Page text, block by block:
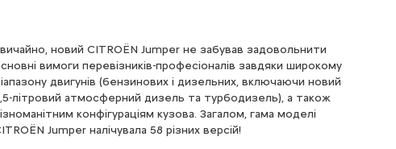
новий CITROЁN Jumper не забував задовольнити
вимоги перевізників-професіоналів завдяки широкому
двигунів (бензинових і дизельних, включаючи новий
літровий атмосферний дизель та турбодизель), а також
конфігураціям кузова. Загалом, гама моделі
Jumper налічувала 58 різних версій!